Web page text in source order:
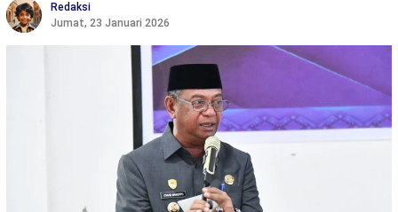
Redaksi
Jumat, 23 Januari 2026